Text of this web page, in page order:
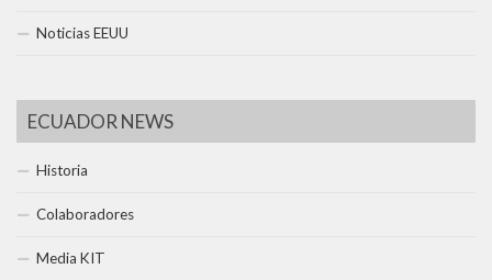
Noticias EEUU
ECUADOR NEWS
Historia
Colaboradores
Media KIT